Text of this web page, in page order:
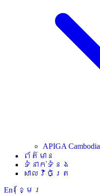
APIGA Cambodia
ព័ត៌មាន
ទំនាក់ទំនង
សាលវិចិត្រ
En | ខ្មែរ